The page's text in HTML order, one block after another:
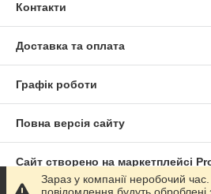
Контакти
Доставка та оплата
Графік роботи
Повна версія сайту
Сайт створено на маркетплейсі
Зараз у компанії неробочий